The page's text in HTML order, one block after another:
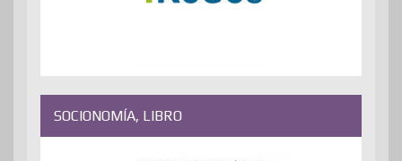
SOCIONOMÍA, LIBRO